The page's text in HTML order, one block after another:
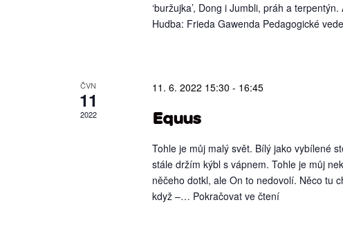
‘buržujka’, Dong i Jumbli, práh a
Hudba: Frieda Gawenda Pedagogické
ČVN
11
2022
11. 6. 2022 15:30 - 16:45
Equus
Tohle je můj malý svět. Bílý jako vybílené
stále držím kýbl s vápnem. Tohle je můj
něčeho dotkl, ale On to nedovolí. Něco tu
když –… Pokračovat ve čteníEquus